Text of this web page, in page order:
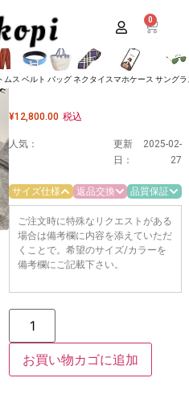
0
ムス ベルト バッグネクタイ スマホケース サング
ル キャップ コピー CCロゴ shs12561
お洒落 シャネル キャップ コピー
CCロゴ shs12561
¥12,800.00 税込
人気：
更新
日：
2025-02-
27
サイズ仕様 返品交換 品質保証
ご注文時に特殊なリクエストがある
場合は備考欄に内容を添えていただ
くことで。希望のサイズ/カラーを
備考欄にご記載下さい。
お買い物カゴに追加